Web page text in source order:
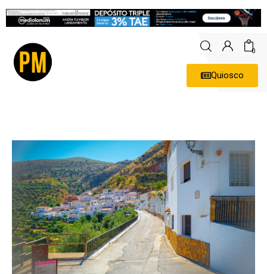
0
Quiosco
Economía
Empresas
Entrevistas
Expertos
Tecnología